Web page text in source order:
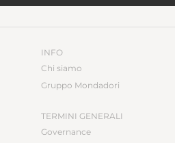
INFO
Chi siamo
Gruppo Mondadori
TERMINI GENERALI
Governance